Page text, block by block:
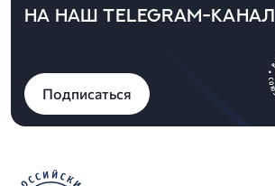
НА НАШ TELEGRAM-КАНАЛ
Подписаться